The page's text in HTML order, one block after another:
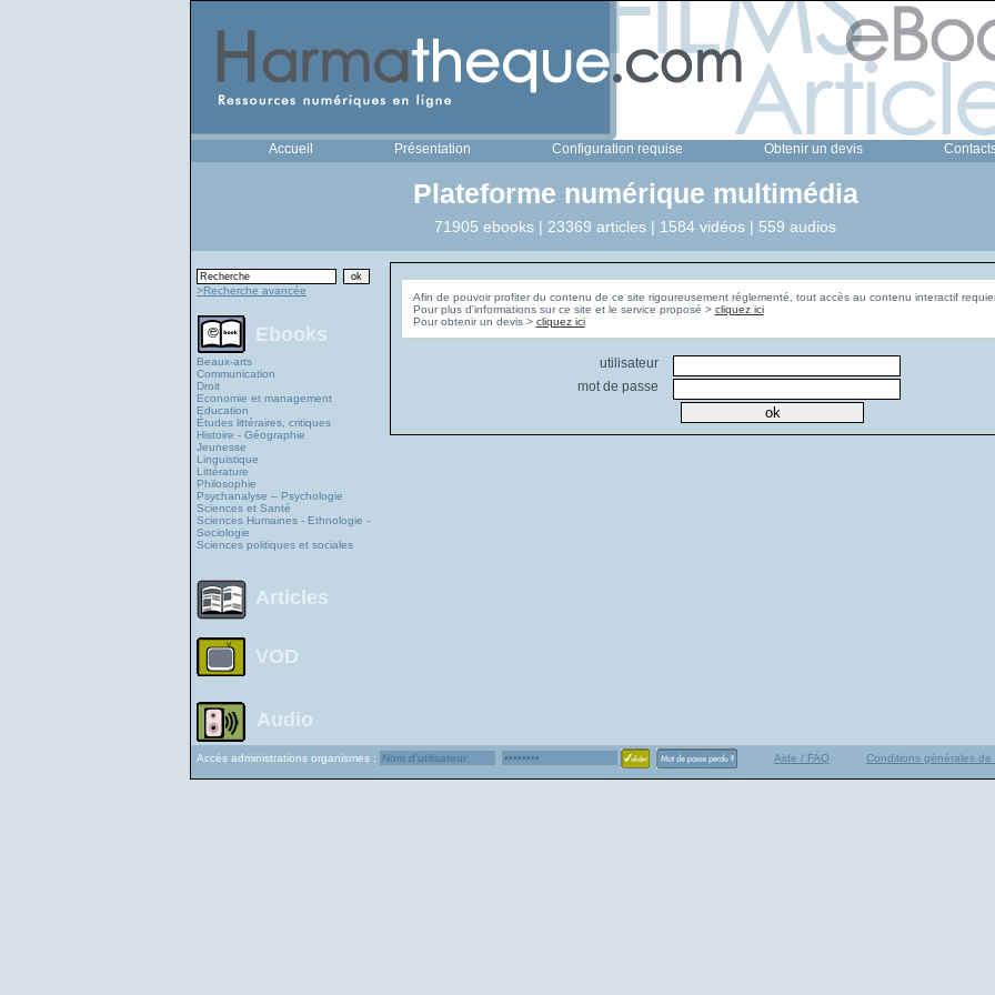
Accueil Présentation Configuration requise Obtenir un devis
Plateforme numérique multimédia
71905 ebooks | 23369 articles | 1584 vidéos | 559 audios
>Recherche avancée
Ebooks
Beaux-arts
Communication
Droit
Economie et management
Education
Études littéraires, critiques
Histoire - Géographie
Jeunesse
Linguistique
Littérature
Philosophie
Psychanalyse – Psychologie
Sciences et Santé
Sciences Humaines - Ethnologie -
Sociologie
Sciences politiques et sociales
Articles
VOD
Audio
Afin de pouvoir profiter du contenu de ce site rigoureusement réglementé, tout accès au contenu interactif
Pour plus d'informations sur ce site et le service proposé > cliquez ici
Pour obtenir un devis > cliquez ici
utilisateur
mot de passe
Accès administrations organismes : Aide / FAQ Conditions générales de